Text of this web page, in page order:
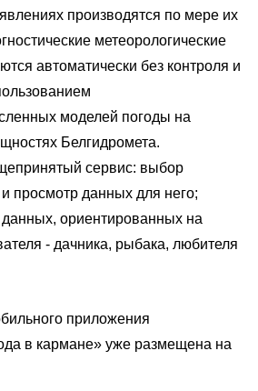
производятся по мере их
метеорологические
автоматически без контроля и
моделей погоды на
Белгидромета.
сервис: выбор
и просмотр данных для него;
ориентированных на
- дачника, рыбака, любителя
приложения
в кармане» уже размещена на